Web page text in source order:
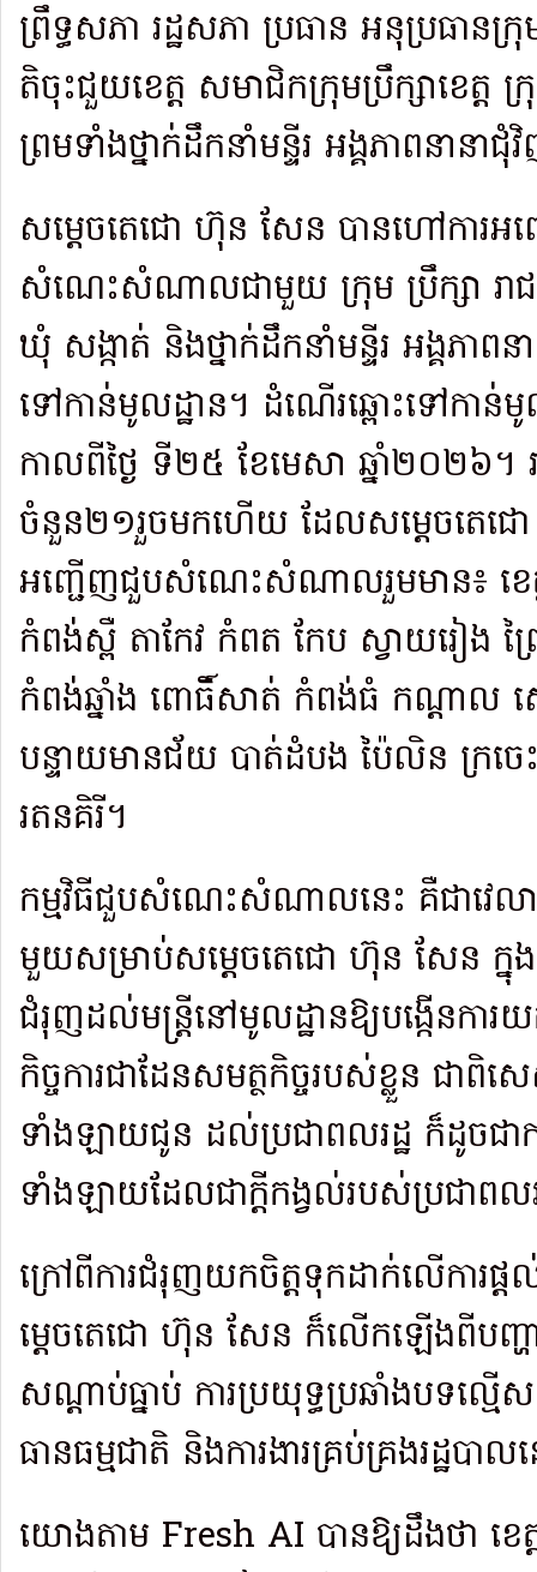
ព្រឹទ្ធសភា រដ្ឋសភា ប្រធាន អនុ​ប្រធាន​ក្រុម
តិចុះជួយខេត្ត សមាជិកក្រុម​ប្រឹក្សាខេត្ត
ព្រម​ទាំង​ថ្នាក់ដឹកនាំមន្ទីរ អង្គភាពនានាជុំ
សម្តេចតេជោ ហ៊ុន សែន បានហៅការអ
សំណេះសំណាលជាមួយ ក្រុម ប្រឹក្សា រាជ​
ឃុំ សង្កាត់ និងថ្នាក់ដឹកនាំមន្ទីរ អង្គភាពន
ទៅ​កាន់​មូល​ដ្ឋាន។ ដំណើរឆ្ពោះទៅកាន់មូ
កាលពីថ្ងៃ ទី២៥ ខែមេសា ឆ្នាំ​២០​២៦។ រ
ចំនួន២១រួចមកហើយ ដែលសម្តេចតេជ
អញ្ជើញជួប​សំណេះ​សំណាល​រួមមាន៖ ខេត្
កំពង់ស្ពឺ តាកែវ កំពត កែប ស្វាយរៀង ព្រ
កំពង់ឆ្នាំង ពោធិ៍សាត់ កំពង់ធំ កណ្តាល ស
បន្ទាយមានជ័យ បាត់ដំបង ប៉ៃលិន ក្រច
រតនគិរី។
កម្មវិធីជួបសំណេះសំណាលនេះ គឺជាវេល
មួយសម្រាប់សម្តេចតេជោ ហ៊ុន សែន ក្នុង
ជំរុញដល់មន្ត្រីនៅមូលដ្ឋានឱ្យបង្កើនកា
កិច្ច​ការជាដែនសមត្ថកិច្ចរបស់ខ្លួន ជាពិស
ទាំងឡាយជូន ដល់​ប្រជាពលរដ្ឋ ក៏ដូច​ជា​
ទាំងឡាយដែលជាក្តីកង្វល់របស់ប្រជា​ពល​​
ក្រៅពីការជំរុញយកចិត្តទុកដាក់លើការ
ម្តេចតេជោ ហ៊ុន សែន ក៏លើក​ឡើង​ពីបញ្
សណ្តាប់ធ្នាប់ ការប្រយុទ្ធប្រឆាំងបទល្មើស
ធាន​ធម្ម​ជាតិ និងការងារគ្រប់គ្រងរដ្ឋបា
យោងតាម Fresh AI បានឱ្យដឹងថា ខេត្ត